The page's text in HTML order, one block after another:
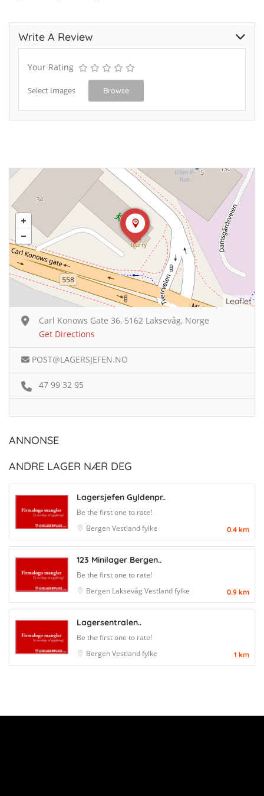
Write A Review
Your Rating
Select Images Browse
Leaflet
Carl Konows Gate 36, 5162 Laksevåg, Norge
Get Directions
POST@LAGERSJEFEN.NO
47 99 32 95
ANNONSE
ANDRE LAGER NÆR DEG
Lagersjefen Gyldenpr..
Be the first one to rate!
BergenVestland fylke 0.4 km
123 Minilager Bergen..
Be the first one to rate!
Bergen Laksevåg Vestland fylke 0.9 km
Lagersentralen..
Be the first one to rate!
BergenVestland fylke 1 km